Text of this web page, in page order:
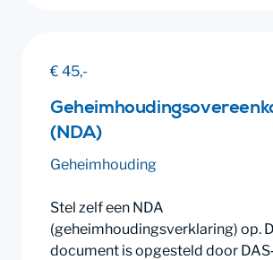
€ 45,-
(NDA)
Geheimhouding
Stel zelf een NDA
(geheimhoudingsverklaring) op.
document is opgesteld door